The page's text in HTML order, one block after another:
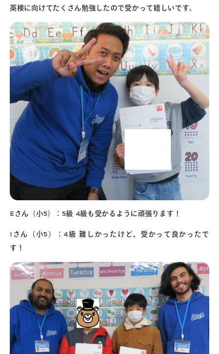
英検に向けてたくさん勉強したので受かって嬉しいです。
Eさん（小5）：5級 4級も受かるように頑張ります！
Iさん（小5）：4級 難しかったけど、受かって良かったで
す！